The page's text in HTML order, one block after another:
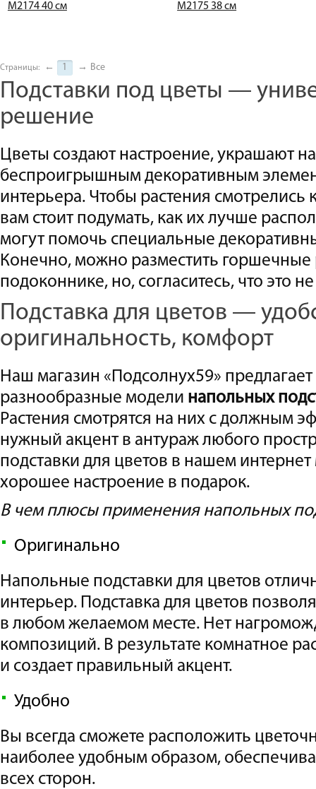
М2174 40 см
М2175 38 см
Страницы: ← 1 → Все
Подставки под цветы —
решение
Цветы создают настроение, украшают
беспроигрышным декоративным
интерьера. Чтобы растения
вам стоит подумать, как их лучше
могут помочь специальные
Конечно, можно разместить горшечные
подоконнике, но, согласитесь, что это
Подставка для цветов —
оригинальность, комфорт
Наш магазин «Подсолнух59»
разнообразные модели напольных
Растения смотрятся на них с должным
нужный акцент в антураж любого
подставки для цветов в нашем
хорошее настроение в подарок.
В чем плюсы применения напольных
Оригинально
Напольные подставки для цветов
интерьер. Подставка для цветов
в любом желаемом месте. Нет
композиций. В результате комнатное
и создает правильный акцент.
Удобно
Вы всегда сможете расположить
наиболее удобным образом,
всех сторон.